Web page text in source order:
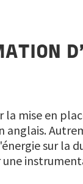
mise en
anglais.
sur la
une